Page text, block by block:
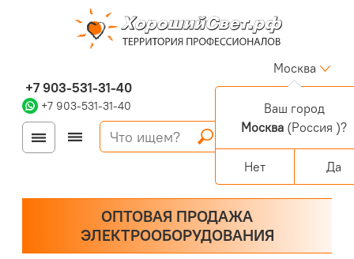
+7 903-531-31-40
+7 903-531-31-40
Москва
Войти
Регистрация
Корзина
0 позиций
Персональный раздел
ОПТОВАЯ ПРОДАЖА
ЭЛЕКТРООБОРУДОВАНИЯ
Ваш город
Москва (Россия )?
Нет Да